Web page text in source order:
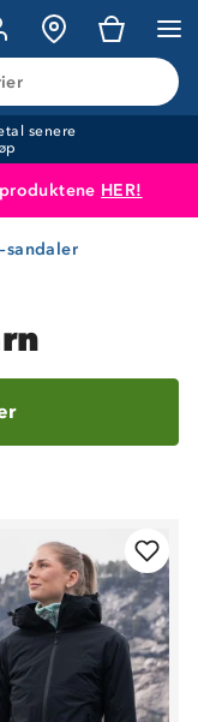
senere
HER!
Til kassen